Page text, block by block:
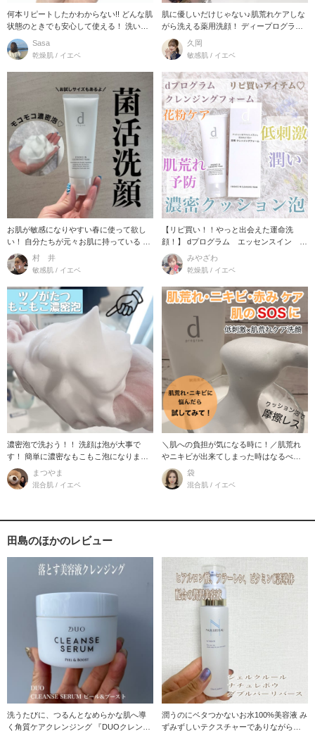
何本リピートしたかわからない!! どんな肌
状態のときでも安心して使える！ 洗い上
がりの肌表
Sasa
乾燥肌 / イエベ
肌に優しいだけじゃない♪肌荒れケアしな
がら洗える薬用洗顔！ ディープログラム
のクッション
久岡
敏感肌 / イエベ
お肌が敏感になりやすい春に使って欲し
い！ 自分たちが元々お肌に持っている う
るおいの元と
村 井
敏感肌 / イエベ
【リピ買い！！やっと出会えた運命洗
顔！】 dプログラム エッセンスイン ク
レ
みやざわ
乾燥肌 / イエベ
濃密泡で洗おう！！ 洗顔は泡が大事で
す！ 簡単に濃密なもこもこ泡になりま
す。 お
まつやま
混合肌 / イエベ
＼肌への負担が気になる時に！／肌荒れ
やニキビが出来てしまった時はなるべく
摩擦から避けたい！
袋
混合肌 / イエベ
田島のほかのレビュー
洗うたびに、つるんとなめらかな肌へ導
く角質ケアクレンジング 『DUOクレンズ
潤うのにベタつかないお水100%美容液 み
ずみずしいテクスチャーでありながらも